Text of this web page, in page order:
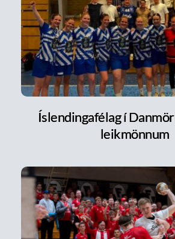
Íslendingafélag í
leikmönnum